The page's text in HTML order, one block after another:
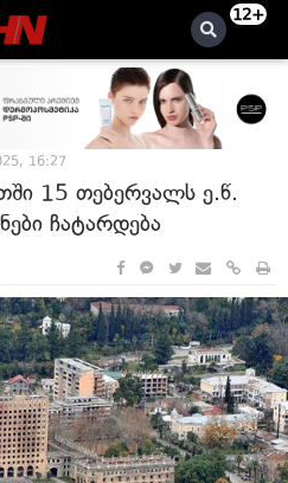
12+
16:27
15 თებერვალს ე.წ.
ჩატარდება